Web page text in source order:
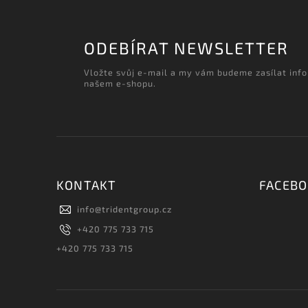
ODEBÍRAT NEWSLETTER
Vložte svůj e-mail a my vám budeme zasílat
našem e-shopu.
KONTAKT
info@tridentgroup.cz
+420 775 733 715
+420 775 733 715